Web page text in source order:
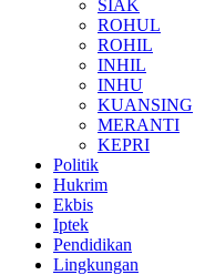
SIAK
ROHUL
ROHIL
INHIL
INHU
KUANSING
MERANTI
KEPRI
Politik
Hukrim
Ekbis
Iptek
Pendidikan
Lingkungan